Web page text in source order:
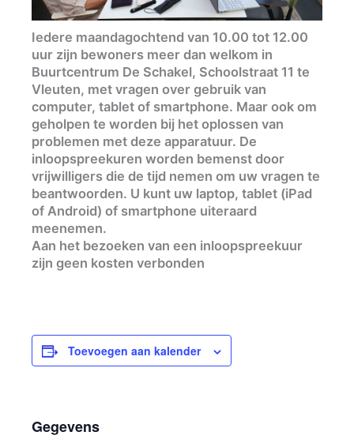
Iedere maandagochtend van 10.00 tot 12.00
uur zijn bewoners meer dan welkom in
Buurtcentrum De Schakel, Schoolstraat 11 te
Vleuten, met vragen over gebruik van
computer, tablet of smartphone. Maar ook om
geholpen te worden bij het oplossen van
problemen met deze apparatuur. De
inloopspreekuren worden bemenst door
vrijwilligers die de tijd nemen om uw vragen te
beantwoorden. U kunt uw laptop, tablet (iPad
of Android) of smartphone uiteraard
meenemen.
Aan het bezoeken van een inloopspreekuur
zijn geen kosten verbonden
Toevoegen aan kalender
Gegevens